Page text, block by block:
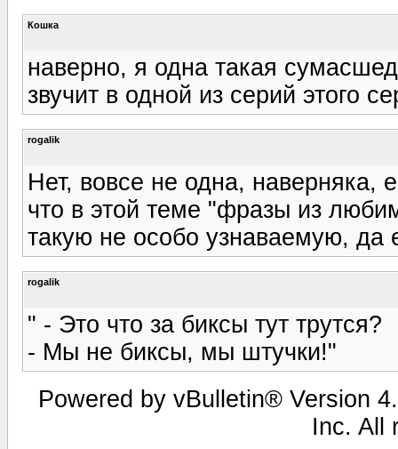
Кошка
наверно, я одна такая
звучит в одной из серий этого
rogalik
Нет, вовсе не одна, наверняка,
что в этой теме "фразы из
такую не особо узнаваемую, да
rogalik
" - Это что за биксы тут трутся?
- Мы не биксы, мы штучки!"
Powered by vBulletin® Version
Inc. All